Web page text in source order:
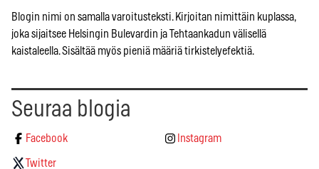
Blogin nimi on samalla varoitusteksti. Kirjoitan nimittäin kuplassa,
joka sijaitsee Helsingin Bulevardin ja Tehtaankadun välisellä
kaistaleella. Sisältää myös pieniä määriä tirkistelyefektiä.
Seuraa blogia
Facebook Instagram
Twitter